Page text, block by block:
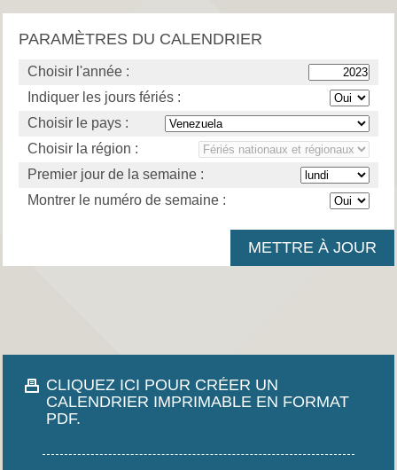
PARAMÈTRES DU CALENDRIER
Choisir l'année :
Indiquer les jours fériés :
Choisir le pays :
Choisir la région :
Premier jour de la semaine :
Montrer le numéro de semaine :
CLIQUEZ ICI POUR CRÉER UN
CALENDRIER IMPRIMABLE EN FORMAT
PDF.